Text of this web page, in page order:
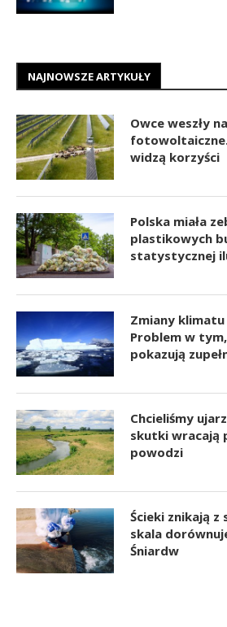
NAJNOWSZE ARTYKUŁY
Owce weszły
widzą korzyści
Polska miała
plastikowych
statystycznej
Zmiany klimatu
Problem w
pokazują
Chcieliśmy
skutki wracają
powodzi
Ścieki znikają z
skala
Śniardw